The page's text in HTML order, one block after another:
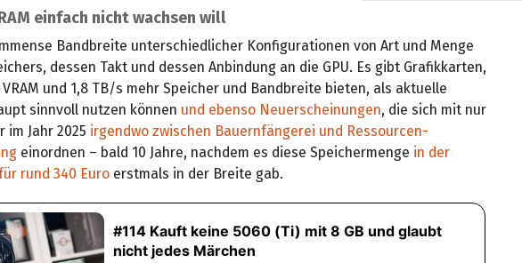
einfach nicht wachsen will
Bandbreite unterschiedlicher Konfigurationen von Art und Menge
dessen Takt und dessen Anbindung an die GPU. Es gibt Grafikkarten,
VRAM und 1,8 TB/s mehr Speicher und Bandbreite bieten, als aktuelle
sinnvoll nutzen können und ebenso Neu­erscheinungen, die sich mit nur
im Jahr 2025 irgendwo zwischen Bauernfängerei und Ressourcen­
einordnen – bald 10 Jahre, nachdem es diese Speichermenge in der
rund 340 Euro erstmals in der Breite gab.